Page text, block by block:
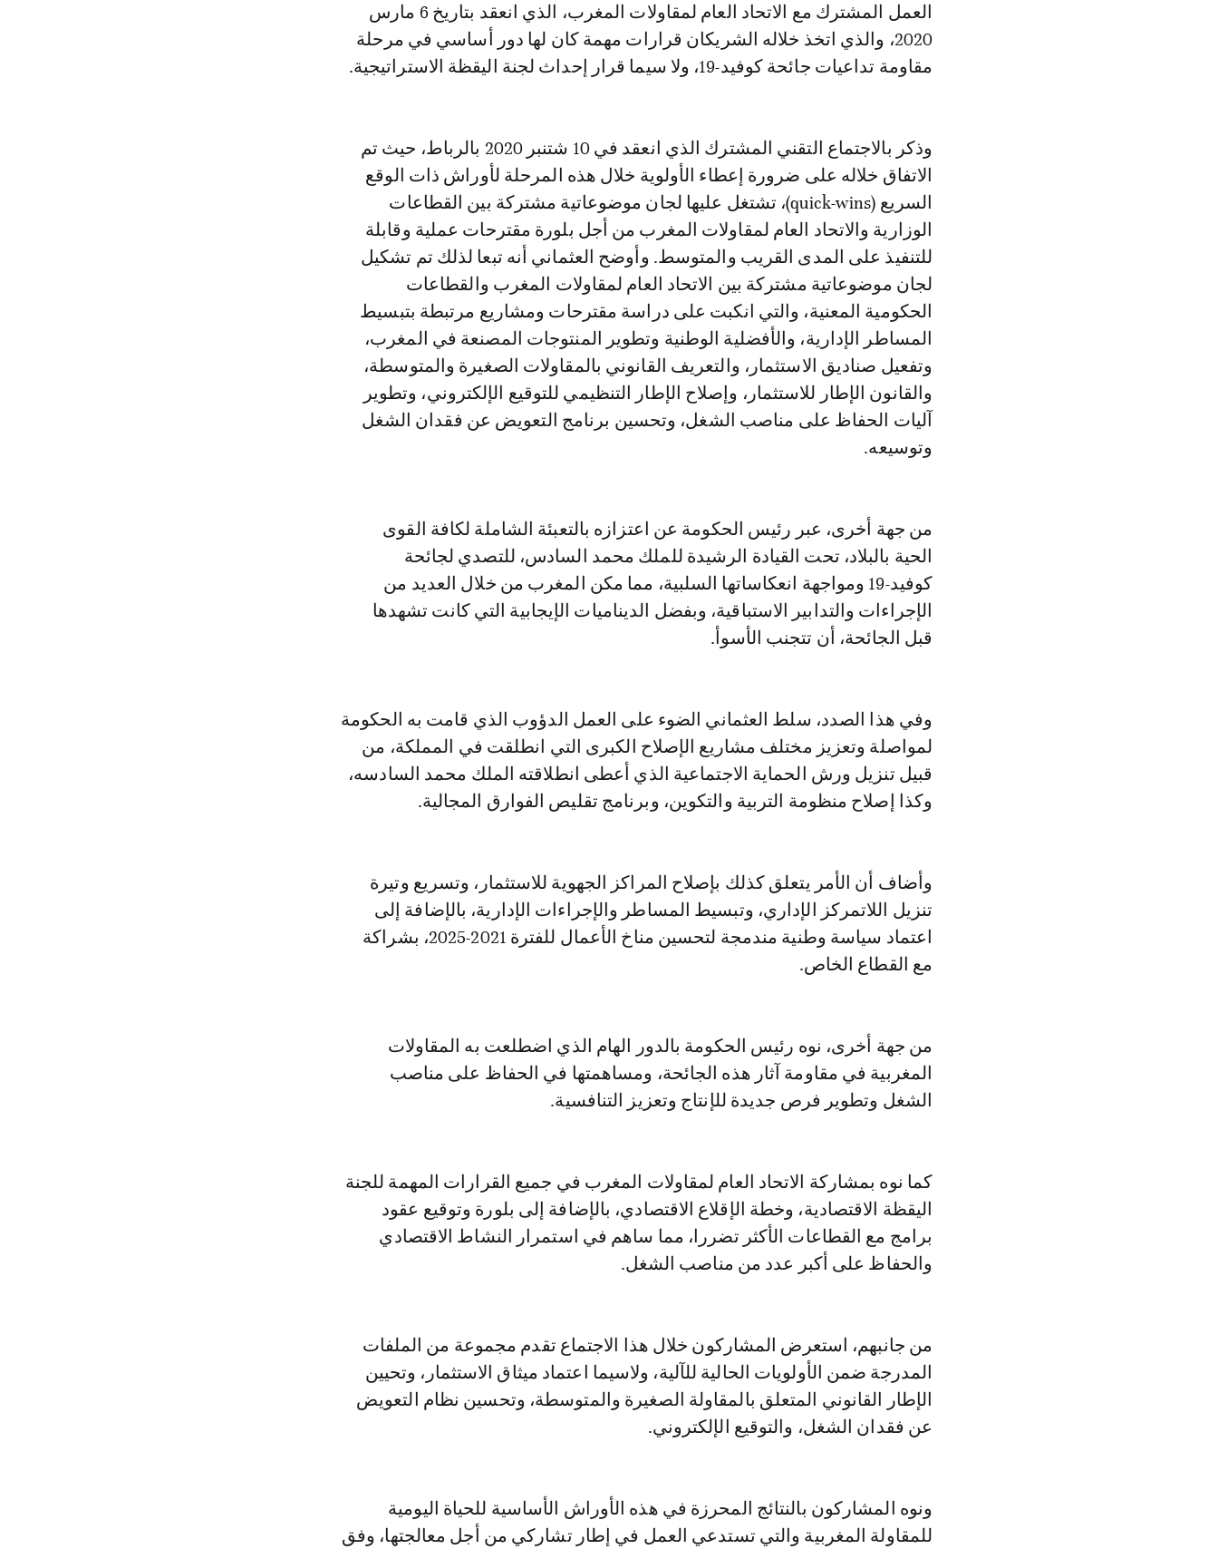
العمل المشترك مع الاتحاد العام لمقاولات المغرب، الذي انعقد بتاريخ 6 مارس
2020، والذي اتخذ خلاله الشريكان قرارات مهمة كان لها دور أساسي في مرحلة
مقاومة تداعيات جائحة كوفيد-19، ولا سيما قرار إحداث لجنة اليقظة الاستراتيجية.
وذكر بالاجتماع التقني المشترك الذي انعقد في 10 شتنبر 2020 بالرباط، حيث تم
الاتفاق خلاله على ضرورة إعطاء الأولوية خلال هذه المرحلة لأوراش ذات الوقع
السريع (quick-wins)، تشتغل عليها لجان موضوعاتية مشتركة بين القطاعات
الوزارية والاتحاد العام لمقاولات المغرب من أجل بلورة مقترحات عملية وقابلة
للتنفيذ على المدى القريب والمتوسط. وأوضح العثماني أنه تبعا لذلك تم تشكيل
لجان موضوعاتية مشتركة بين الاتحاد العام لمقاولات المغرب والقطاعات
الحكومية المعنية، والتي انكبت على دراسة مقترحات ومشاريع مرتبطة بتبسيط
المساطر الإدارية، والأفضلية الوطنية وتطوير المنتوجات المصنعة في المغرب،
وتفعيل صناديق الاستثمار، والتعريف القانوني بالمقاولات الصغيرة والمتوسطة،
والقانون الإطار للاستثمار، وإصلاح الإطار التنظيمي للتوقيع الإلكتروني، وتطوير
آليات الحفاظ على مناصب الشغل، وتحسين برنامج التعويض عن فقدان الشغل
وتوسيعه.
من جهة أخرى، عبر رئيس الحكومة عن اعتزازه بالتعبئة الشاملة لكافة القوى
الحية بالبلاد، تحت القيادة الرشيدة للملك محمد السادس، للتصدي لجائحة
كوفيد-19 ومواجهة انعكاساتها السلبية، مما مكن المغرب من خلال العديد من
الإجراءات والتدابير الاستباقية، وبفضل الديناميات الإيجابية التي كانت تشهدها
قبل الجائحة، أن تتجنب الأسوأ.
وفي هذا الصدد، سلط العثماني الضوء على العمل الدؤوب الذي قامت به الحكومة
لمواصلة وتعزيز مختلف مشاريع الإصلاح الكبرى التي انطلقت في المملكة، من
قبيل تنزيل ورش الحماية الاجتماعية الذي أعطى انطلاقته الملك محمد السادسه،
وكذا إصلاح منظومة التربية والتكوين، وبرنامج تقليص الفوارق المجالية.
وأضاف أن الأمر يتعلق كذلك بإصلاح المراكز الجهوية للاستثمار، وتسريع وتيرة
تنزيل اللاتمركز الإداري، وتبسيط المساطر والإجراءات الإدارية، بالإضافة إلى
اعتماد سياسة وطنية مندمجة لتحسين مناخ الأعمال للفترة 2021-2025، بشراكة
مع القطاع الخاص.
من جهة أخرى، نوه رئيس الحكومة بالدور الهام الذي اضطلعت به المقاولات
المغربية في مقاومة آثار هذه الجائحة، ومساهمتها في الحفاظ على مناصب
الشغل وتطوير فرص جديدة للإنتاج وتعزيز التنافسية.
كما نوه بمشاركة الاتحاد العام لمقاولات المغرب في جميع القرارات المهمة للجنة
اليقظة الاقتصادية، وخطة الإقلاع الاقتصادي، بالإضافة إلى بلورة وتوقيع عقود
برامج مع القطاعات الأكثر تضررا، مما ساهم في استمرار النشاط الاقتصادي
والحفاظ على أكبر عدد من مناصب الشغل.
من جانبهم، استعرض المشاركون خلال هذا الاجتماع تقدم مجموعة من الملفات
المدرجة ضمن الأولويات الحالية للآلية، ولاسيما اعتماد ميثاق الاستثمار، وتحيين
الإطار القانوني المتعلق بالمقاولة الصغيرة والمتوسطة، وتحسين نظام التعويض
عن فقدان الشغل، والتوقيع الإلكتروني.
ونوه المشاركون بالنتائج المحرزة في هذه الأوراش الأساسية للحياة اليومية
للمقاولة المغربية والتي تستدعي العمل في إطار تشاركي من أجل معالجتها، وفق